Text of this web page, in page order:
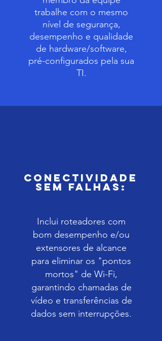
trabalhe com o mesmo
nível de segurança,
desempenho e qualidade
de hardware/software,
pré-configurados pela sua
TI.
Conectividade
sem Falhas:
Inclui roteadores com
bom desempenho e/ou
extensores de alcance
para eliminar os "pontos
mortos" de Wi-Fi,
garantindo chamadas de
vídeo e transferências de
dados sem interrupções.